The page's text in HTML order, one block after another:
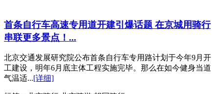
首条自行车高速专用道开建引爆话题 在京城用骑行
串联更多景点！...
北京交通发展研究院公布首条自行车专用路计划于今年9月开
工建设，明年6月底主体工程实施完毕。那么在如今健身当道
气温适...[详细]